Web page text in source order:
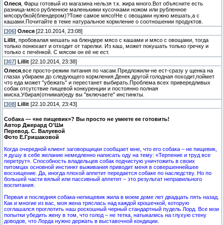
Олеся , Фарш готовый из магазина нельзя т.к. жира много.Вот объясните есть
разница-мясо рубленное маленькими кусочками ножом или рубленное
мясорубкой(блендером)?Тоже самое мясо!Не с овощами нужно мешать,а с
кашами.Почитайте в теме натуральное кормление о соотношении продуктов.
[306] Олеся [22.10.2014, 23:08]
Lillit , пробовалая мешать на блендере мясо с кашами и мясо с овощами, тогда
только понюхает и отходит от тарелки. Из каш, может покушать только гречку и
только с печёнкой. С мясом он её не ест.
[307] Lillit [22.10.2014, 23:38]
Олеся ,все просто-режим питания по часам.Предложили-не ест-сразу у щенка на
глазах убираем до следующего кормления.Денек другой голодная походит,поймет
что еда может "убежать" и перестанет выбирать.Проблема всех привередливых
собак отсутствие пищевой конкуренции и постоянно полная
миска.Убирая(отнимая)еду вы "включаете" инстинкты.
[308] Lillit [22.10.2014, 23:43]
Собака — «не пищевик»? Вы просто не умеете ее готовить!
Автор Джерард О’Ши
Перевод. С. Валуевой
Фото Е.Гришаковой
Когда очередной клиент заговорщицки сообщает мне, что его собака – не пищевик,
я душу в себе желание немедленно написать оду на тему: «Терпение и труд все
перетрут». Способность владельцев собак подчистую уничтожить в своих
питомцах основной инстинкт выживания приводит меня в совершеннейшее
восхищение. Да, иногда плохой аппетит передается собаке по наследству. Но по
большей части вялый или пассивный аппетит – это результат неправильного
воспитания.
Первая и последняя собака-непищевик жила в моем доме лет двадцать пять назад.
Как и многие из вас, моя жена тряслась над каждой крошечкой, которую
соглашался проглотить наш роскошный черный стандартный пудель Лорд. Все мои
попытки убедить жену в том, что голод – не тетка, натыкались на глухую стену
доводов, что Лорда нужно держать в выставочной кондиции.